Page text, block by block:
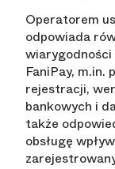
Operatorem
odpowiada
FaniPay,
rejestracji,
bankowych i
także
obsługę